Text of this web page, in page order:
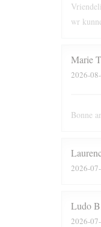
wr
MarieT
2026-
Bonne
2026-
LudoB
2026-